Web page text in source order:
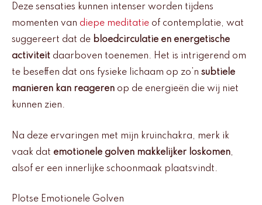
Deze sensaties kunnen intenser worden tijdens
momenten van diepe meditatie of contemplatie, wat
suggereert dat de bloedcirculatie en energetische
activiteit daarboven toenemen. Het is intrigerend om
te beseffen dat ons fysieke lichaam op zo’n subtiele
manieren kan reageren op de energieën die wij niet
kunnen zien.
Na deze ervaringen met mijn kruinchakra, merk ik
vaak dat emotionele golven makkelijker loskomen,
alsof er een innerlijke schoonmaak plaatsvindt.
Plotse Emotionele Golven